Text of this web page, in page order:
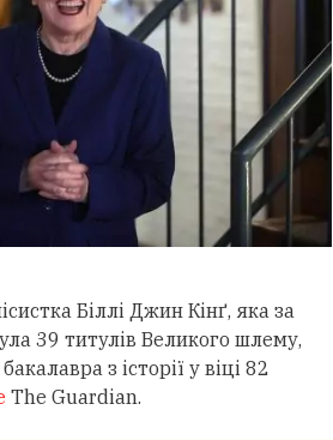
Біллі Джин Кінґ, яка за
39 титулів Великого шлему,
з історії у віці 82
The Guardian.